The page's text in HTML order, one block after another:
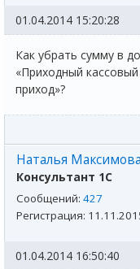
01.04.2014 15:20:28
Как убрать сумму в
«Приходный
приход»?
Наталья Максимова
Консультант 1С
Сообщений: 427
Регистрация:
01.04.2014 16:50:40